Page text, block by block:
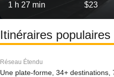
1 h 27 min $23
Itinéraires
Réseau Étendu
Une plate-forme, 34+